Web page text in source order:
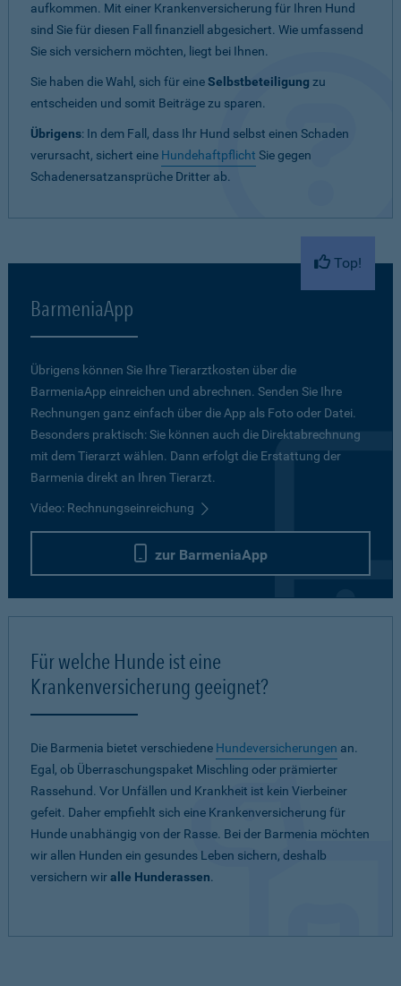
aufkommen. Mit einer Krankenversicherung für Ihren Hund
sind Sie für diesen Fall finanziell abgesichert. Wie umfassend
Sie sich versichern möchten, liegt bei Ihnen.
Sie haben die Wahl, sich für eineSelbstbeteiligung zu
entscheiden und somit Beiträge zu sparen.
Übrigens: In dem Fall, dass Ihr Hund selbst einen Schaden
verursacht, sichert eine Hundehaftpflicht Sie gegen
Schadenersatzansprüche Dritter ab.
Top!
BarmeniaApp
Übrigens können Sie Ihre Tierarztkosten über die
BarmeniaApp einreichen und abrechnen. Senden Sie Ihre
Rechnungen ganz einfach über die App als Foto oder Datei.
Besonders praktisch: Sie können auch die Direktabrechnung
mit dem Tierarzt wählen. Dann erfolgt die Erstattung der
Barmenia direkt an Ihren Tierarzt.
Video: Rechnungseinreichung
zur BarmeniaApp
Für welche Hunde ist eine
Krankenversicherung geeignet?
Die Barmenia bietet verschiedene Hundeversicherungen an.
Egal, ob Überraschungspaket Mischling oder prämierter
Rassehund. Vor Unfällen und Krankheit ist kein Vierbeiner
gefeit. Daher empfiehlt sich eine Krankenversicherung für
Hunde unabhängig von der Rasse. Bei der Barmenia möchten
wir allen Hunden ein gesundes Leben sichern, deshalb
versichern wiralle Hunderassen.